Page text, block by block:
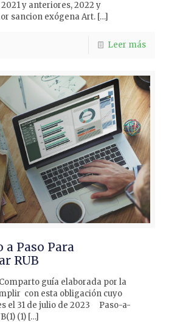
y anteriores, 2022 y
sancion exógena Art.[…]
Leer más
a Paso Para
RUB
guía elaborada por la
con esta obligación cuyo
el 31 de julio de 2023 Paso-a-
(1)[…]